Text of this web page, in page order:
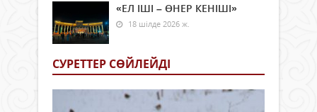
«ЕЛ ІШІ – ӨНЕР КЕНІШІ»
18 шілде 2026 ж.
СУРЕТТЕР СӨЙЛЕЙДI